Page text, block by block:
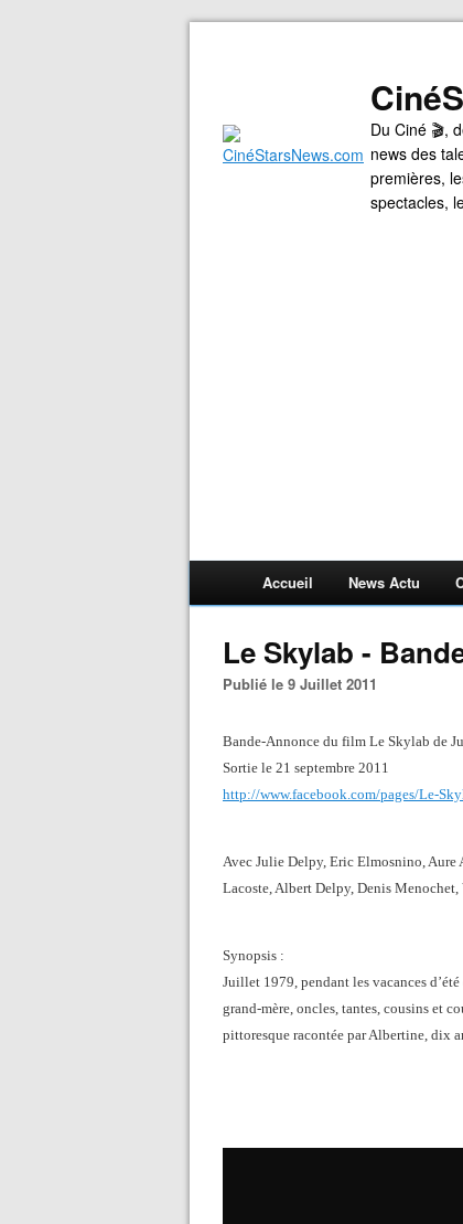
Du Ciné 🎬,
news des
premières,
spectacles,
Accueil News Actu
Le Skylab -
Publié le 9 Juillet 2011
Bande-Annonce du film Le Skylab de
Sortie le 21 septembre 2011
http://www.facebook.com/pages/Le-
Avec Julie Delpy, Eric Elmosnino,
Lacoste, Albert Delpy, Denis
Synopsis :
Juillet 1979, pendant les vacances
grand-mère, oncles, tantes, cousins et
pittoresque racontée par Albertine, dix